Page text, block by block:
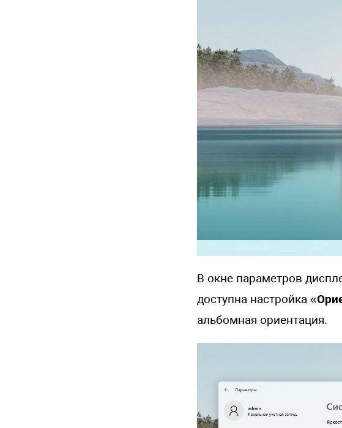
В окне параметров
доступна настройка «
альбомная ориентация.